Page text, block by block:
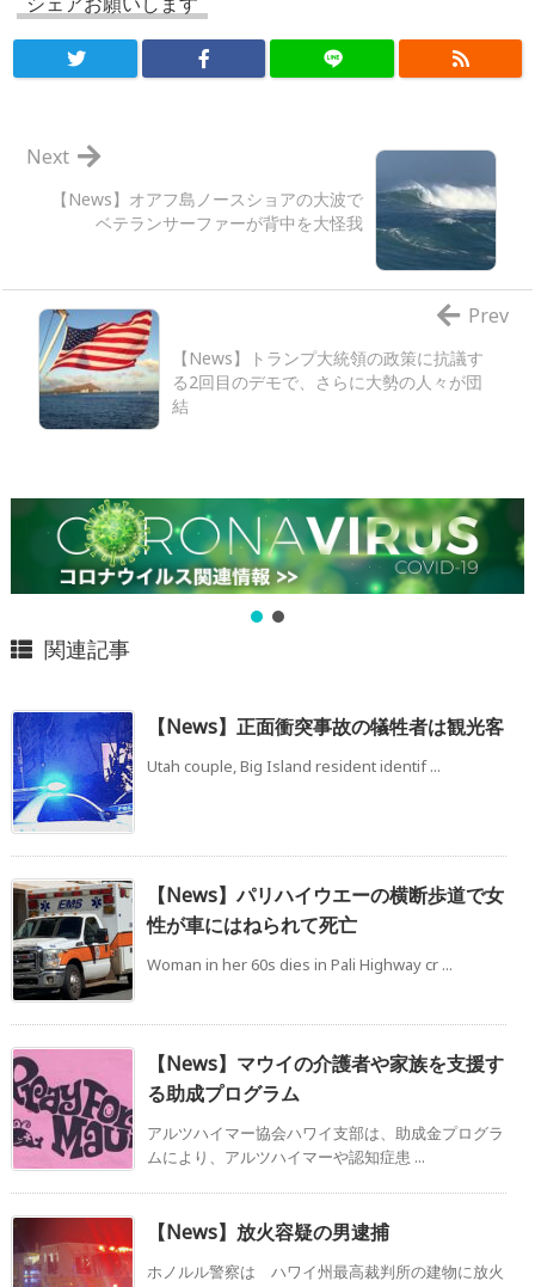
【News】オアフ島ノースショアの大波で
ベテランサーファーが背中を大怪我
Next
【News】トランプ大統領の政策に抗議す
る2回目のデモで、さらに大勢の人々が団
結
Prev
関連記事
【News】正面衝突事故の犠牲者は観光客
Utah couple, Big Island resident identif ...
【News】パリハイウエーの横断歩道で女
性が車にはねられて死亡
Woman in her 60s dies in Pali Highway cr ...
【News】マウイの介護者や家族を支援す
る助成プログラム
アルツハイマー協会ハワイ支部は、助成金プログラ
ムにより、アルツハイマーや認知症患 ...
【News】放火容疑の男逮捕
ホノルル警察は ハワイ州最高裁判所の建物に放火